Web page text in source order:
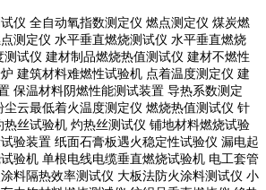
仪 全自动氧指数测定仪 燃点测定仪 煤炭燃
测定仪 水平垂直燃烧测试仪 水平垂直燃烧
试仪 建材制品燃烧热值测试仪 建材不燃性
建筑材料难燃性试验机 点着温度测定仪 建
保温材料阴燃性能测试装置 导热系数测定
云最低着火温度测定仪 燃烧热值测试仪 针
丝试验机 灼热丝测试仪 铺地材料燃烧试验
验装置 纸面石膏板遇火稳定性试验仪 漏电起
验机 单根电线电缆垂直燃烧试验机 电工套管
料隔热效率测试仪 大板法防火涂料测试仪 小